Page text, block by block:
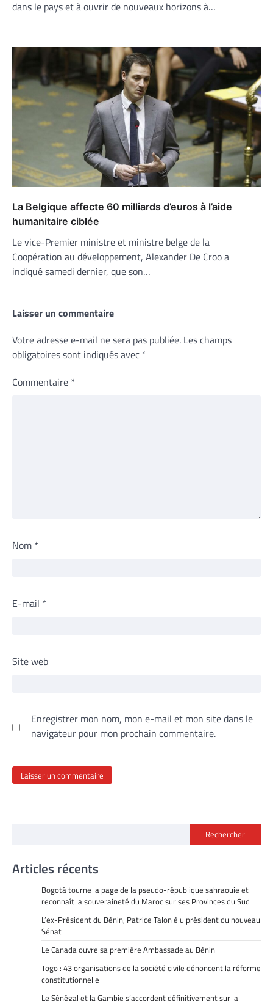
dans le pays et à ouvrir de nouveaux horizons à…
La Belgique affecte 60 milliards d’euros à l’aide
humanitaire ciblée
Le vice-Premier ministre et ministre belge de la
Coopération au développement, Alexander De Croo a
indiqué samedi dernier, que son…
Laisser un commentaire
Votre adresse e-mail ne sera pas publiée. Les champs
obligatoires sont indiqués avec *
Commentaire *
Nom *
E-mail *
Site web
Enregistrer mon nom, mon e-mail et mon site dans le
navigateur pour mon prochain commentaire.
Rechercher
Articles récents
Bogotá tourne la page de la pseudo-république sahraouie et
reconnaît la souveraineté du Maroc sur ses Provinces du Sud
L’ex-Président du Bénin, Patrice Talon élu président du nouveau
Sénat
Le Canada ouvre sa première Ambassade au Bénin
Togo : 43 organisations de la société civile dénoncent la réforme
constitutionnelle
Le Sénégal et la Gambie s’accordent définitivement sur la